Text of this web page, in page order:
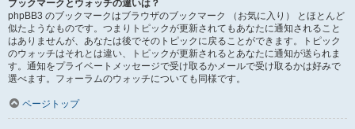
ブックマークとウォッチの違いは？
phpBB3 のブックマークはブラウザのブックマーク （お気に入り） とほとんど
似たようなものです。つまりトピックが更新されてもあなたに通知されること
はありませんが、あなたは後でそのトピックに戻ることができます。トピック
のウォッチはそれとは違い、トピックが更新されるとあなたに通知が送られま
す。通知をプライベートメッセージで受け取るかメールで受け取るかは好みで
選べます。フォーラムのウォッチについても同様です。
ページトップ